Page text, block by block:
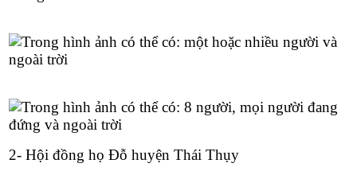
2- Hội đồng họ Đỗ huyện Thái Thụy